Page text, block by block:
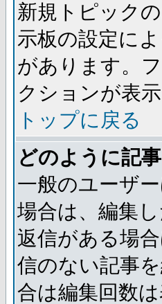
新規トピック
示板の設定に
があります。
クションが表
トップに戻る
どのように記
一般のユーザ
場合は、編集
返信がある場
信のない記事
合は編集回数